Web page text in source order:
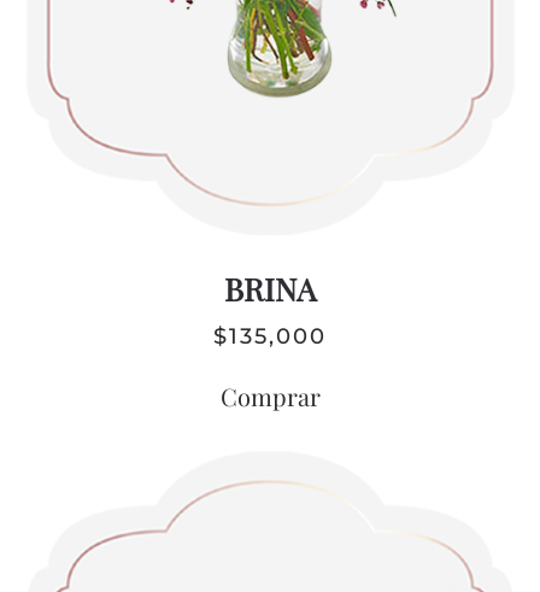
BRINA
$135,000
Comprar